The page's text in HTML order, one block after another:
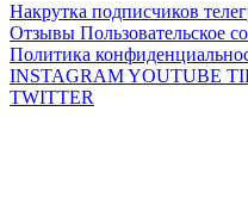
Накрутка подписчиков
Отзывы Пользовательское
Политика
INSTAGRAMYOUTUBE
TWITTER